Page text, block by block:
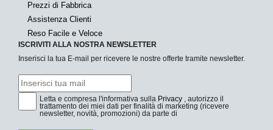
Prezzi di Fabbrica
Assistenza Clienti
Reso Facile e Veloce
ISCRIVITI ALLA NOSTRA NEWSLETTER
Inserisci la tua E-mail per ricevere le nostre offerte tramite newsletter.
Letta e compresa l'informativa sulla Privacy , autorizzo il
trattamento dei miei dati per finalità di marketing (ricevere
newsletter, novità, promozioni) da parte di